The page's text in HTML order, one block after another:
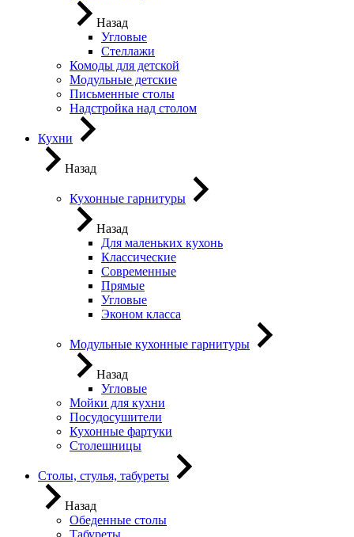
Назад
Угловые
Стеллажи
Комоды для детской
Модульные детские
Письменные столы
Надстройка над столом
Кухни
Назад
Кухонные гарнитуры
Назад
Для маленьких кухонь
Классические
Современные
Прямые
Угловые
Эконом класса
Модульные кухонные гарнитуры
Назад
Угловые
Мойки для кухни
Посудосушители
Кухонные фартуки
Столешницы
Столы, стулья, табуреты
Назад
Обеденные столы
Табуреты